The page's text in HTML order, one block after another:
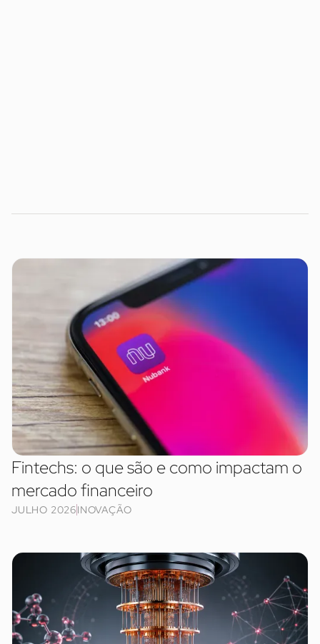
Fintechs: o que são e como impactam o
mercado financeiro
JULHO 2026INOVAÇÃO